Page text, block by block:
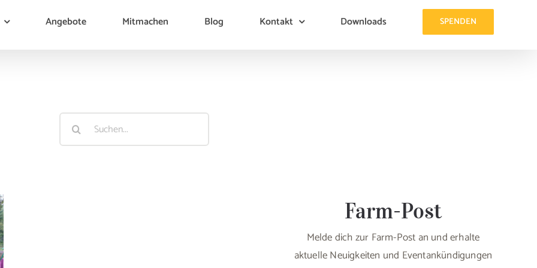
Angebote Mitmachen Blog Kontakt Downloads SPENDEN
Suche
nach:
Farm-Post
Melde dich zur Farm-Post an und erhalte
aktuelle Neuigkeiten und Eventankündigungen